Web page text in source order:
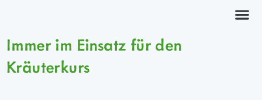
Immer im Einsatz für den
Kräuterkurs